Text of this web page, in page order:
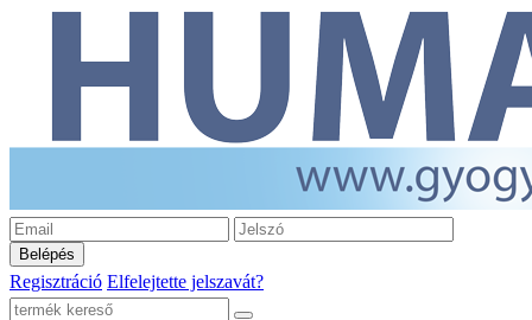
Belépés
Regisztráció Elfelejtette jelszavát?